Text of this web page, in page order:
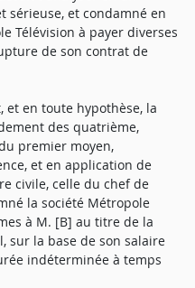
sérieuse, et condamné en
Télévision à payer diverses
de son contrat de
et en toute hypothèse, la
des quatrième,
premier moyen,
et en application de
civile, celle du chef de
la société Métropole
à M. [B] au titre de la
sur la base de son salaire
indéterminée à temps